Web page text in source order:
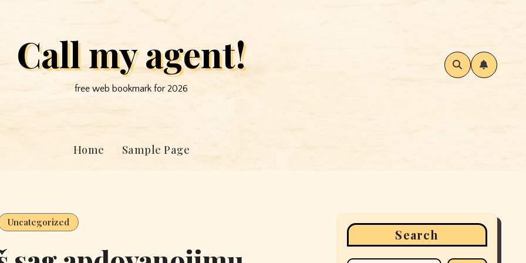
Call my agent!
free web bookmark for 2026
Home Sample Page
Uncategorized
Search